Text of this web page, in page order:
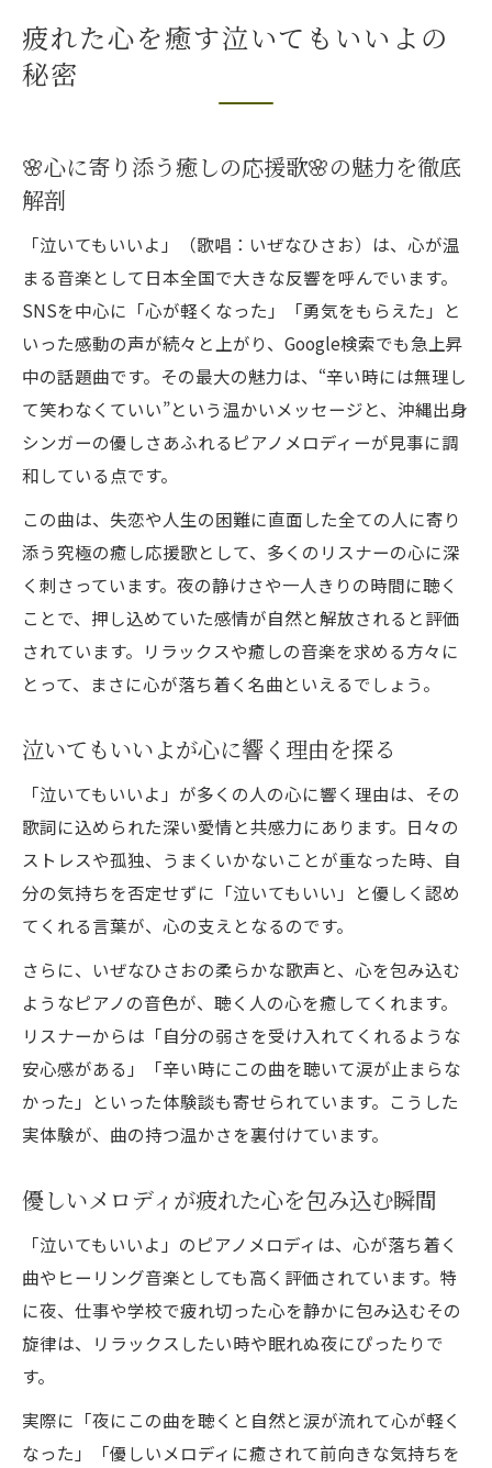
底解剖
優しいメロディが疲れた心を包み込む瞬間
SNSで話題の感動エピソードまとめ
夜に聴きたい🌸心に寄り添う癒しの応援歌
🌸特集
一人時間に心を支える音楽の役割
夜の不安を優しく癒すメッセージとは
SNSで共感を呼ぶ夜の癒し体験談
胸が熱くなる心に触れる楽曲の力を探る
胸が熱くなる🌸心に寄り添う癒しの応援歌
🌸の秘密
泣いてもいいよが与える前向きなエネルギ
ー
心を動かす歌詞表現の魅力とは
共感を呼ぶ感動メッセージを分析
リラックスタイムに心を包む癒し音楽の魅力
リラックス癒し音楽で心を整える方法
🌸心に寄り添う癒しの応援歌🌸が安らぎを
もたらす理由
泣いてもいいよで夜のストレスを解消
ストレスを和らげる心が落ち着く曲の選び方
心が落ち着く曲の選び方とポイント
🌸心に寄り添う癒しの応援歌🌸でストレス
ケア
リラックスできる音楽ジャンル比較
心が安らぐ音楽の聴き方実践例
明日への活力をくれる泣いてもいいよの感動
明日への一歩を後押しする感動の理由
🌸心に寄り添う癒しの応援歌🌸で前向きに
リスナーの実感！心に残る応援メッセージ
疲れた心を癒す泣いてもいいよの
秘密
🌸心に寄り添う癒しの応援歌🌸の魅力を徹底
解剖
「泣いてもいいよ」（歌唱：いぜなひさお）は、心が温
まる音楽として日本全国で大きな反響を呼んでいます。
SNSを中心に「心が軽くなった」「勇気をもらえた」と
いった感動の声が続々と上がり、Google検索でも急上昇
中の話題曲です。その最大の魅力は、“辛い時には無理し
て笑わなくていい”という温かいメッセージと、沖縄出身
シンガーの優しさあふれるピアノメロディーが見事に調
和している点です。
この曲は、失恋や人生の困難に直面した全ての人に寄り
添う究極の癒し応援歌として、多くのリスナーの心に深
く刺さっています。夜の静けさや一人きりの時間に聴く
ことで、押し込めていた感情が自然と解放されると評価
されています。リラックスや癒しの音楽を求める方々に
とって、まさに心が落ち着く名曲といえるでしょう。
泣いてもいいよが心に響く理由を探る
「泣いてもいいよ」が多くの人の心に響く理由は、その
歌詞に込められた深い愛情と共感力にあります。日々の
ストレスや孤独、うまくいかないことが重なった時、自
分の気持ちを否定せずに「泣いてもいい」と優しく認め
てくれる言葉が、心の支えとなるのです。
さらに、いぜなひさおの柔らかな歌声と、心を包み込む
ようなピアノの音色が、聴く人の心を癒してくれます。
リスナーからは「自分の弱さを受け入れてくれるような
安心感がある」「辛い時にこの曲を聴いて涙が止まらな
かった」といった体験談も寄せられています。こうした
実体験が、曲の持つ温かさを裏付けています。
優しいメロディが疲れた心を包み込む瞬間
「泣いてもいいよ」のピアノメロディは、心が落ち着く
曲やヒーリング音楽としても高く評価されています。特
に夜、仕事や学校で疲れ切った心を静かに包み込むその
旋律は、リラックスしたい時や眠れぬ夜にぴったりで
す。
実際に「夜にこの曲を聴くと自然と涙が流れて心が軽く
なった」「優しいメロディに癒されて前向きな気持ちを